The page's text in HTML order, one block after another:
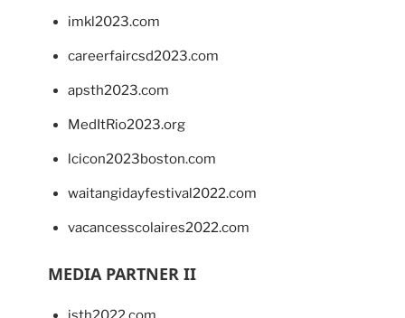
imkl2023.com
careerfaircsd2023.com
apsth2023.com
MedItRio2023.org
lcicon2023boston.com
waitangidayfestival2022.com
vacancesscolaires2022.com
MEDIA PARTNER II